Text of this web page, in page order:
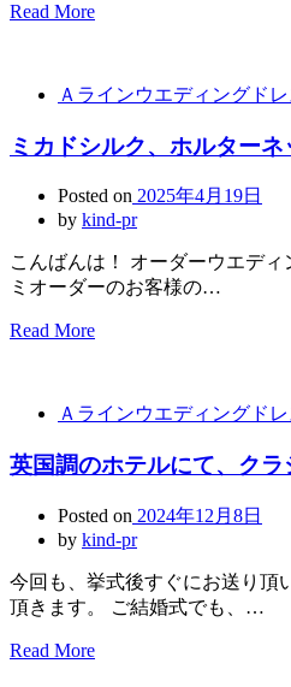
Read More
Ａラインウエディングドレ
ミカドシルク、ホルター
Posted on 2025年4月19日
by kind-pr
こんばんは！ オーダーウエデ
ミオーダーのお客様の…
Read More
Ａラインウエディングドレ
英国調のホテルにて、ク
Posted on 2024年12月8日
by kind-pr
今回も、挙式後すぐにお送り頂
頂きます。 ご結婚式でも、…
Read More